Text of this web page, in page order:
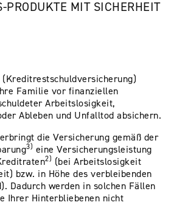
PRODUKTE MIT SICHERHEIT
Familie vor finanziellen
Arbeitslosigkeit,
Ableben und Unfalltod absichern.
die Versicherung gemäß der
3) eine Versicherungsleistung
2) (bei Arbeitslosigkeit
bzw. in Höhe des verbleibenden
Dadurch werden in solchen Fällen
Ihrer Hinterbliebenen nicht